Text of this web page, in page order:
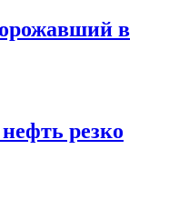
в
резко